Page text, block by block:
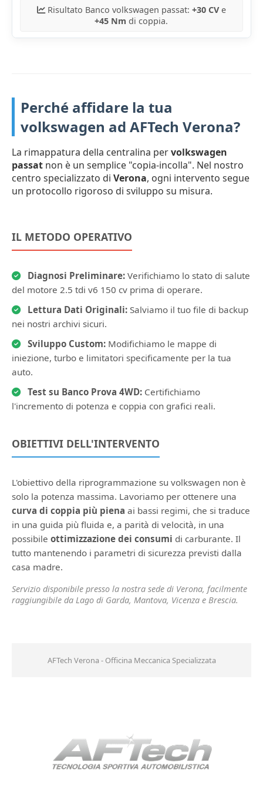
Risultato Banco volkswagen passat: +30 CVe
+45 Nm di coppia.
Perché affidare la tua
volkswagen ad AFTech Verona?
La rimappatura della centralina pervolkswagen
passat non è un semplice "copia-incolla". Nel nostro
centro specializzato di Verona, ogni intervento segue
un protocollo rigoroso di sviluppo su misura.
IL METODO OPERATIVO
Diagnosi Preliminare: Verifichiamo lo stato di salute
del motore 2.5 tdi v6 150 cv prima di operare.
Lettura Dati Originali: Salviamo il tuo file di backup
nei nostri archivi sicuri.
Sviluppo Custom: Modifichiamo le mappe di
iniezione, turbo e limitatori specificamente per la tua
auto.
Test su Banco Prova 4WD: Certifichiamo
l'incremento di potenza e coppia con grafici reali.
OBIETTIVI DELL'INTERVENTO
L'obiettivo della riprogrammazione su volkswagen non è
solo la potenza massima. Lavoriamo per ottenere una
curva di coppia più piena ai bassi regimi, che si traduce
in una guida più fluida e, a parità di velocità, in una
possibile ottimizzazione dei consumi di carburante. Il
tutto mantenendo i parametri di sicurezza previsti dalla
casa madre.
Servizio disponibile presso la nostra sede di Verona, facilmente
raggiungibile da Lago di Garda, Mantova, Vicenza e Brescia.
AFTech Verona - Officina Meccanica Specializzata